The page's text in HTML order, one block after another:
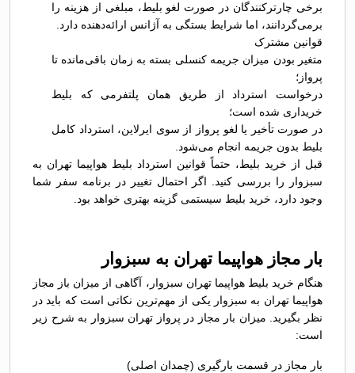
برخی چارترکنندگان در صورت لغو بلیط، مبلغی از هزینه را
برمی‌گردانند، اما شرایط بستگی به آژانس ارائه‌دهنده دارد.
قوانین مشترک
متغیر بودن میزان جریمه کنسلی بسته به زمان باقی‌مانده تا
پرواز؛
درخواست استرداد از طریق همان پلتفرمی که بلیط
خریداری شده است؛
در صورت تأخیر یا لغو پرواز از سوی ایرلاین، استرداد کامل
بلیط بدون جریمه انجام می‌شود.
قبل از خرید بلیط، حتماً قوانین استرداد بلیط هواپیما تهران به
سبزوار را بررسی کنید. اگر احتمال تغییر در برنامه سفر شما
وجود دارد، خرید بلیط سیستمی گزینه بهتری خواهد بود.
بار مجاز هواپیما تهران به سبزوار
هنگام خرید بلیط هواپیما تهران سبزوار، آگاهی از میزان باز مجاز
هواپیما تهران به سبزوار یکی از مهم‌ترین نکاتی است که باید در
نظر بگیرید. میزان بار مجاز در پرواز تهران سبزوار به شرح زیر
است:
بار مجاز در قسمت بارگیری (چمدان اصلی)